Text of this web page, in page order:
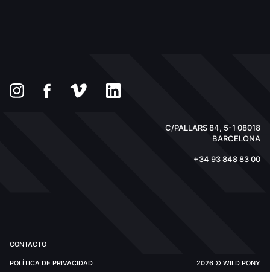
CONTACTO
POLÍTICA DE PRIVACIDAD
C/PALLARS 84, 5-1 08018
BARCELONA
+34 93 848 83 00
2026 © WILD PONY